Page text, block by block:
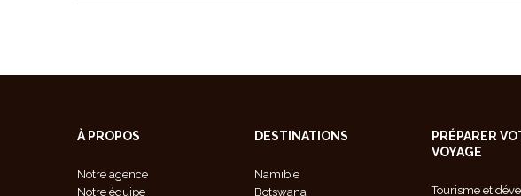
À PROPOS
Notre agence
Notre équipe
DESTINATIONS
Namibie
Botswana
PRÉPARER
VOYAGE
Tourisme et